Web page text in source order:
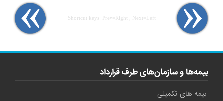
Shortcut keys: Prev=Right , Next=Left
بیمه‌ها و سازمان‌های طرف قرارداد
بیمه های تکمیلی